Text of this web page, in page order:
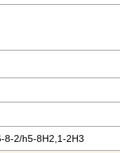
8-2/h5-8H2,1-2H3